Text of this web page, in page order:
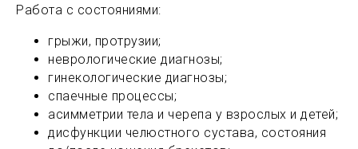
Работа с состояниями:
грыжи, протрузии;
неврологические диагнозы;
гинекологические диагнозы;
спаечные процессы;
асимметрии тела и черепа у взрослых и детей;
дисфункции челюстного сустава, состояния